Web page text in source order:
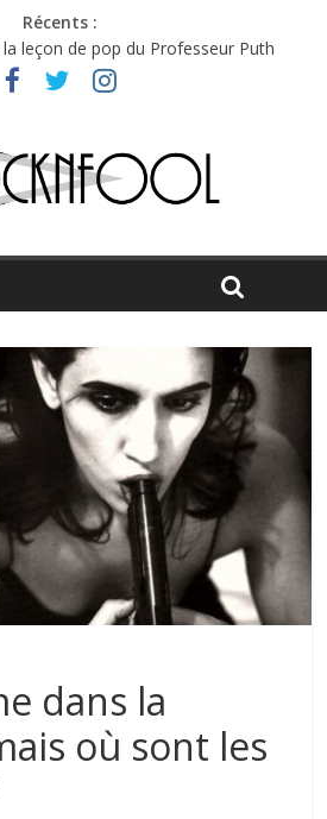
Récents :
la leçon de pop du Professeur Puth
festival de musique indépendant
et émotions en hausse
de choisir entre chaleur et bonne
Festival : entre bière, métal et
dans la
où sont les